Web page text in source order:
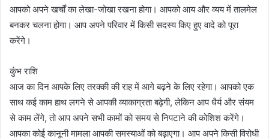
आपको अपने खर्चों का लेखा-जोखा रखना होगा। आपको आय और व्यय में तालमेल
बनकर चलना होगा। आप अपने परिवार में किसी सदस्य किए हुए वादे को पूरा
करेंगे।
कुंभ राशि
आज का दिन आपके लिए तरक्की की राह में आगे बढ़ने के लिए रहेगा। आपको एक
साथ कई काम हाथ लगने से आपकी व्याकाग्रता बढ़ेगी, लेकिन आप धैर्य और संयम
से काम लेंगे, तो आप अपने सभी कामों को समय से निपटाने की कोशिश करेंगे।
आपका कोई कानूनी मामला आपकी समस्याओं को बढ़ाएगा। आप अपने किसी विरोधी